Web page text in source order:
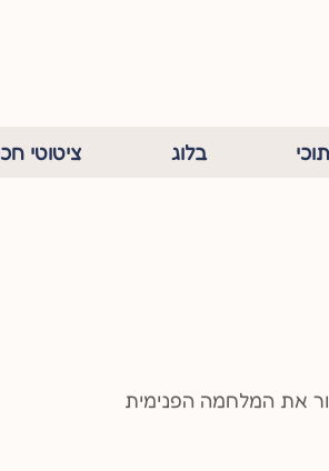
בלוג ציטוטי
את המלחמה הפנימית